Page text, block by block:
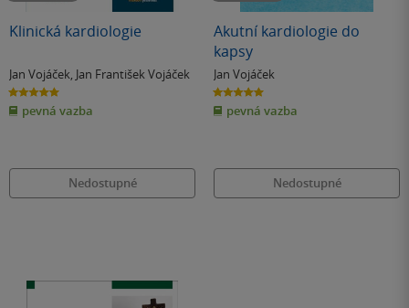
Klinická kardiologie
Jan Vojáček Jan František Vojáček
5.0
z
5
hvězdiček
pevná vazba
Nedostupné
Akutní kardiologie do
kapsy
Jan Vojáček
5.0
z
5
hvězdiček
pevná vazba
Nedostupné